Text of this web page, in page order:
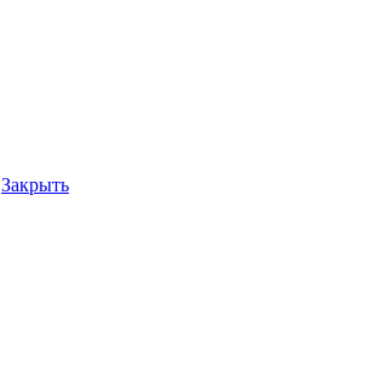
Закрыть